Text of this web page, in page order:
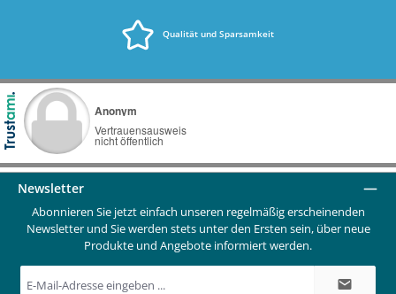
Qualität und Sparsamkeit
Newsletter
Abonnieren Sie jetzt einfach unseren regelmäßig erscheinenden
Newsletter und Sie werden stets unter den Ersten sein, über neue
Produkte und Angebote informiert werden.
Mail-